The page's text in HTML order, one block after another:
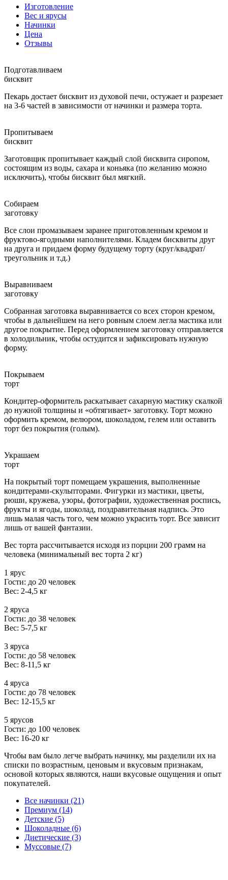
Изготовление
Вес и ярусы
Начинки
Цена
Отзывы
Подготавливаем
бисквит
Пекарь достает бисквит из духовой печи, остужает и разрезает
на 3-6 частей в зависимости от начинки и размера торта.
Пропитываем
бисквит
Заготовщик пропитывает каждый слой бисквита сиропом,
состоящим из воды, сахара и коньяка (по желанию можно
исключить), чтобы бисквит был мягкий.
Собираем
заготовку
Все слои промазываем заранее приготовленным кремом и
фруктово-ягодными наполнителями. Кладем бисквиты друг
на друга и придаем форму будущему торту (круг/квадрат/
треугольник и т.д.)
Выравниваем
заготовку
Собранная заготовка выравнивается со всех сторон кремом,
чтобы в дальнейшем на него ровным слоем легла мастика или
другое покрытие. Перед оформлением заготовку отправляется
в холодильник, чтобы остудится и зафиксировать нужную
форму.
Покрываем
торт
Кондитер-оформитель раскатывает сахарную мастику скалкой
до нужной толщины и «обтягивает» заготовку. Торт можно
оформить кремом, велюром, шоколадом, гелем или оставить
торт без покрытия (голым).
Украшаем
торт
На покрытый торт помещаем украшения, выполненные
кондитерами-скульпторами. Фигурки из мастики, цветы,
рюши, кружева, узоры, фотографии, художественная роспись,
фрукты и ягоды, шоколад, поздравительная надпись. Это
лишь малая часть того, чем можно украсить торт. Все зависит
лишь от вашей фантазии.
Вес торта рассчитывается исходя из порции 200 грамм на
человека (минимальный вес торта 2 кг)
1 ярус
Гости: до 20 человек
Вес: 2-4,5 кг
2 яруса
Гости: до 38 человек
Вес: 5-7,5 кг
3 яруса
Гости: до 58 человек
Вес: 8-11,5 кг
4 яруса
Гости: до 78 человек
Вес: 12-15,5 кг
5 ярусов
Гости: до 100 человек
Вес: 16-20 кг
Чтобы вам было легче выбрать начинку, мы разделили их на
списки по возрастным, ценовым и вкусовым признакам,
основой которых являются, наши вкусовые ощущения и опыт
покупателей.
Все начинки (21)
Премиум (14)
Детские (5)
Шоколадные (6)
Диетические (3)
Муссовые (7)